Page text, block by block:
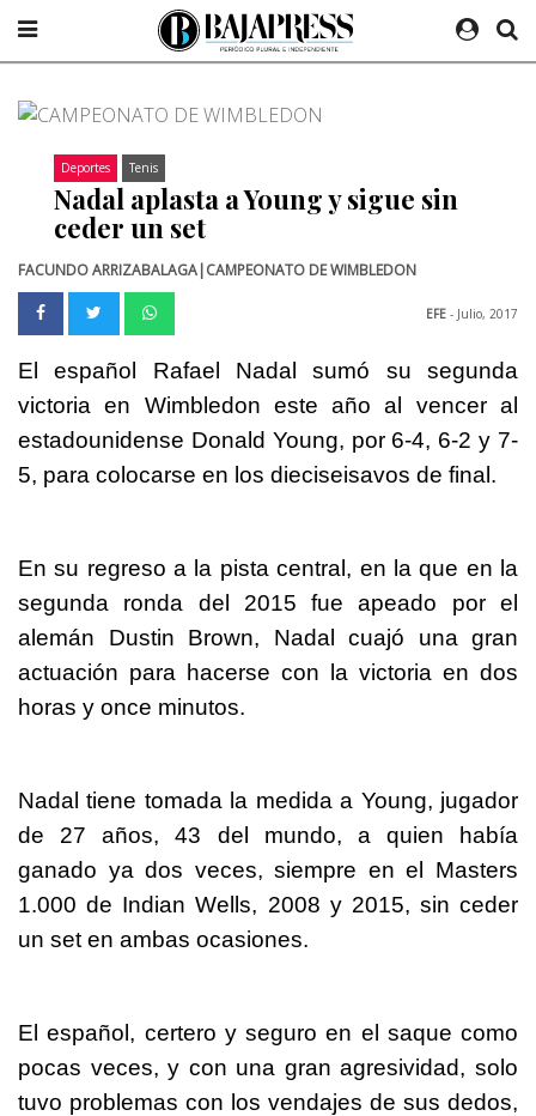
Deportes Tenis
Nadal aplasta a Young y sigue sin
ceder un set
FACUNDO ARRIZABALAGA|CAMPEONATO DE WIMBLEDON
EFE - Julio, 2017
El español Rafael Nadal sumó su segunda
victoria en Wimbledon este año al vencer al
estadounidense Donald Young, por 6-4, 6-2 y 7-
5, para colocarse en los dieciseisavos de final.
En su regreso a la pista central, en la que en la
segunda ronda del 2015 fue apeado por el
alemán Dustin Brown, Nadal cuajó una gran
actuación para hacerse con la victoria en dos
horas y once minutos.
Nadal tiene tomada la medida a Young, jugador
de 27 años, 43 del mundo, a quien había
ganado ya dos veces, siempre en el Masters
1.000 de Indian Wells, 2008 y 2015, sin ceder
un set en ambas ocasiones.
El español, certero y seguro en el saque como
pocas veces, y con una gran agresividad, solo
tuvo problemas con los vendajes de sus dedos,